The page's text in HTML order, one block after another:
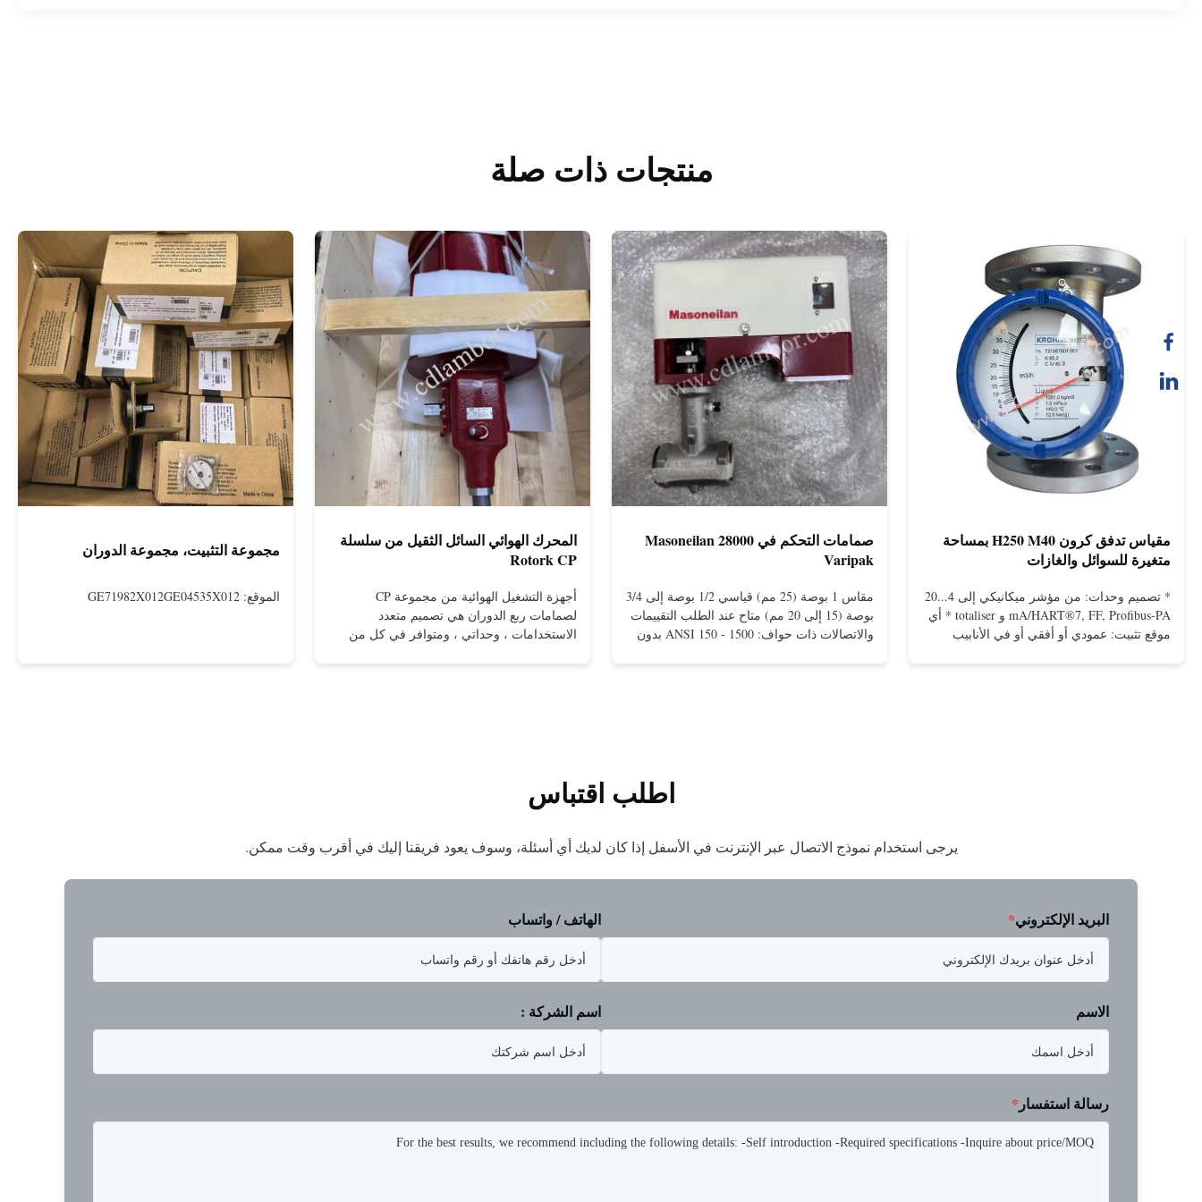
منتجات ذات صلة
مقياس تدفق كرون H250 M40 بمساحة
متغيرة للسوائل والغازات
* تصميم وحدات: من مؤشر ميكانيكي إلى 4...20
mA/HART®7, FF, Profibus-PA و totaliser * أي
موقع تثبيت: عمودي أو أفقي أو في الأنابيب
صمامات التحكم في Masoneilan 28000
Varipak
مقاس 1 بوصة (25 مم) قياسي 1/2 بوصة إلى 3/4
بوصة (15 إلى 20 مم) متاح عند الطلب التقييمات
والاتصالات ذات حواف: ANSI 150 - 1500 بدون
المحرك الهوائي السائل الثقيل من سلسلة
Rotork CP
أجهزة التشغيل الهوائية من مجموعة CP
لصمامات ربع الدوران هي تصميم متعدد
الاستخدامات ، وحداتي ، ومتوافر في كل من
مجموعة التثبيت، مجموعة الدوران
الموقع: GE71982X012GE04535X012
اطلب اقتباس
يرجى استخدام نموذج الاتصال عبر الإنترنت في الأسفل إذا كان لديك أي أسئلة، وسوف يعود فريقنا إليك في أقرب وقت ممكن.
البريد الإلكتروني* الهاتف / واتساب
الاسم اسم الشركة :
رسالة استفسار *